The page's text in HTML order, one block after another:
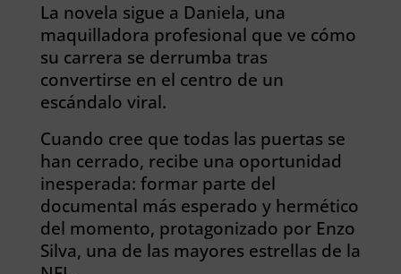
La novela sigue a Daniela, una
maquilladora profesional que ve cómo
su carrera se derrumba tras
convertirse en el centro de un
escándalo viral.
Cuando cree que todas las puertas se
han cerrado, recibe una oportunidad
inesperada: formar parte del
documental más esperado y hermético
del momento, protagonizado por Enzo
Silva, una de las mayores estrellas de la